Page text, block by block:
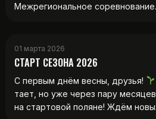
Межрегиональное
01 марта 2026
СТАРТ СЕЗОНА 2026
С первым днём весны, друзья!
тает, но уже через пару
на стартовой поляне! Ждём